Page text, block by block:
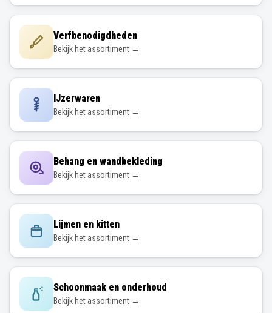
Verfbenodigdheden
Bekijk het assortiment →
IJzerwaren
Bekijk het assortiment →
Behang en wandbekleding
Bekijk het assortiment →
Lijmen en kitten
Bekijk het assortiment →
Schoonmaak en onderhoud
Bekijk het assortiment →